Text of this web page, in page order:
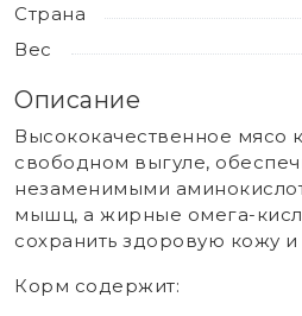
Страна
Вес
Описание
Высококачественное мясо
свободном выгуле,
незаменимыми
мышц, а жирные омега-
сохранить здоровую кожу
Корм содержит: